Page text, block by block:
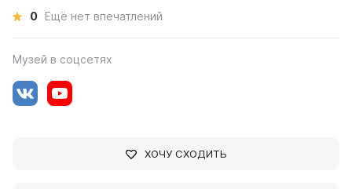
0 Ещё нет впечатлений
Музей в соцсетях
ХОЧУ СХОДИТЬ